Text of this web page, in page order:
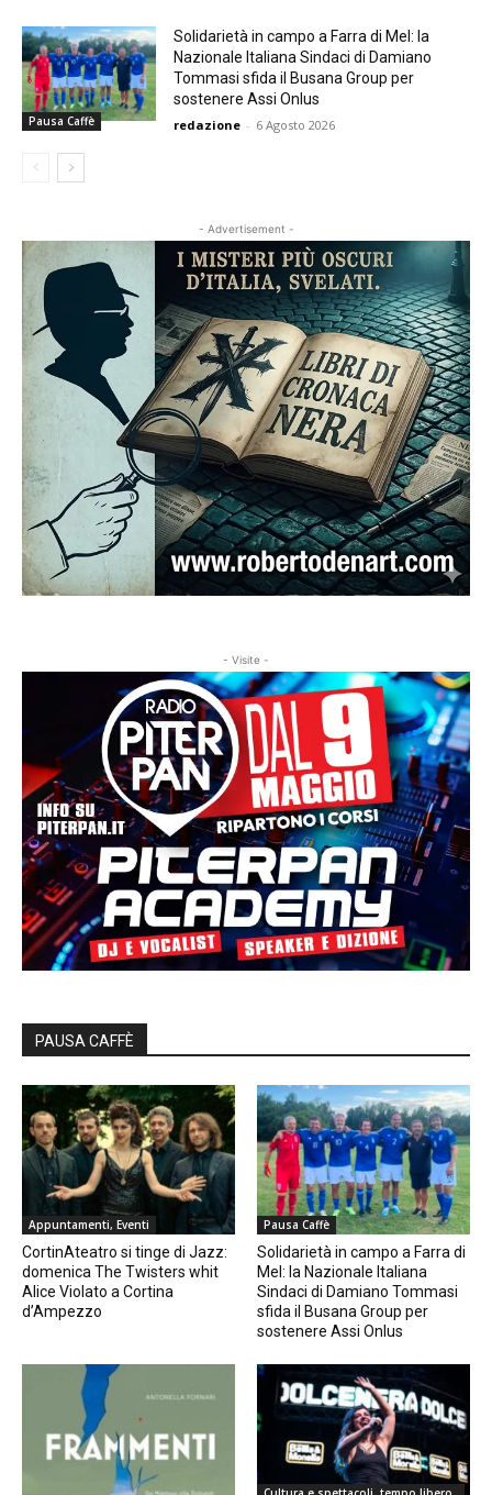
Pausa Caffè
Solidarietà in campo a Farra di Mel: la
Nazionale Italiana Sindaci di Damiano
Tommasi sfida il Busana Group per
sostenere Assi Onlus
redazione - 6 Agosto 2026
- Advertisement -
- Visite -
PAUSA CAFFÈ
Appuntamenti, Eventi
CortinAteatro si tinge di Jazz:
domenica The Twisters whit
Alice Violato a Cortina
d’Ampezzo
Pausa Caffè
Solidarietà in campo a Farra di
Mel: la Nazionale Italiana
Sindaci di Damiano Tommasi
sfida il Busana Group per
sostenere Assi Onlus